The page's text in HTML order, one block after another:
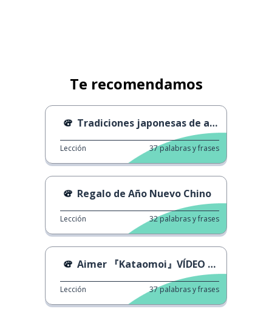
Te recomendamos
Tradiciones japonesas de año nuevo 2
Lección 37palabras y frases
Regalo de Año Nuevo Chino
Lección 32palabras y frases
Aimer 『Kataomoi』VÍDEO MUSICAL
Lección 37palabras y frases